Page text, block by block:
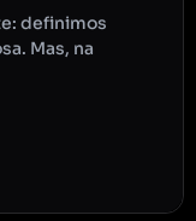
definimos
Mas, na